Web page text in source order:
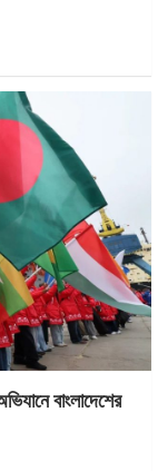
বাংলাদেশের